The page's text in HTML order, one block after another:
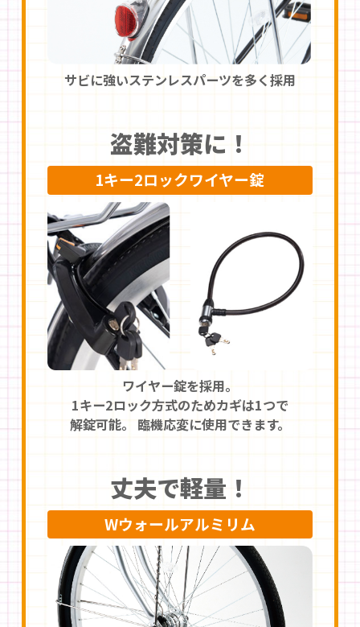
サビに強いステンレスパーツを多く採用
盗難対策に！
1キー2ロックワイヤー錠
ワイヤー錠を採用。
1キー2ロック方式のためカギは1つで
解錠可能。
臨機応変に使用できます。
丈夫で軽量！
Wウォールアルミリム